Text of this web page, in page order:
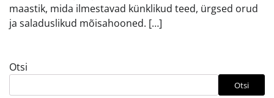
maastik, mida ilmestavad künklikud teed, ürgsed orud
ja saladuslikud mõisahooned. […]
Otsi
Otsi